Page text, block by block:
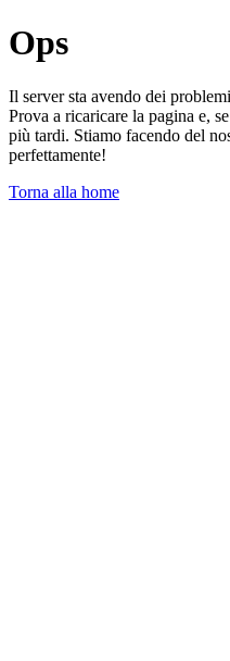
Ops
Il server sta avendo dei
Prova a ricaricare la pagina e,
più tardi. Stiamo facendo del
perfettamente!
Torna alla home